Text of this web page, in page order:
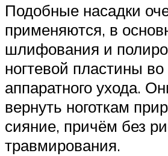
Подобные насадки
применяются, в
шлифования и
ногтевой пластины
аппаратного ухода.
вернуть ноготкам
сияние, причём без
травмирования.